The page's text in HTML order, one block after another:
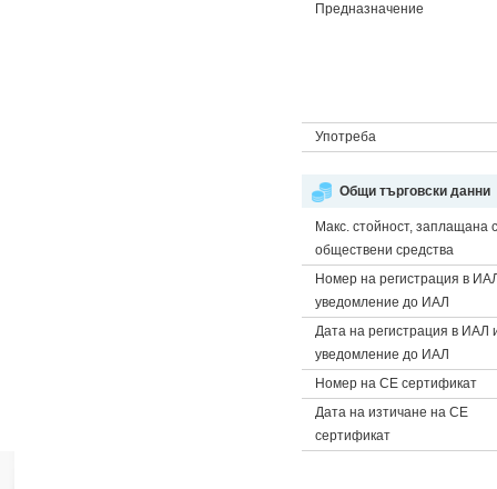
Предназначение
Употреба
Общи търговски данни
Макс. стойност, заплащана с
обществени средства
Номер на регистрация в
уведомление до ИАЛ
Дата на регистрация в ИАЛ
уведомление до ИАЛ
Номер на CE сертификат
Дата на изтичане на CE
сертификат